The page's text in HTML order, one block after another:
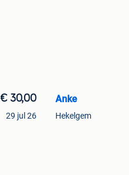
€ 30,00
29 jul 26
Anke
Hekelgem